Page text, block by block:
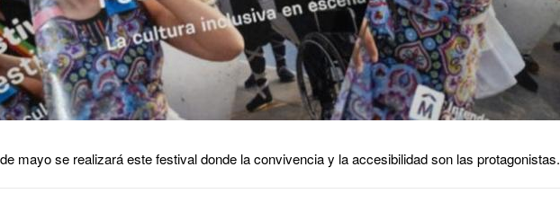
mayo se realizará este festival donde la convivencia y la accesibilidad son las protagonistas.